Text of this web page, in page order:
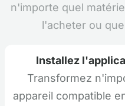
n'importe quel
l'acheter ou
Installez
Transformez
appareil compatible